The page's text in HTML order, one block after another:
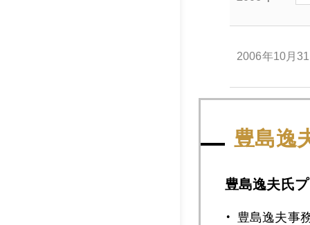
2006年10月
2006年10月
豊島逸
豊島逸夫氏
豊島逸夫事